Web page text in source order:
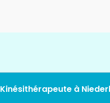
Kinésithérapeute à